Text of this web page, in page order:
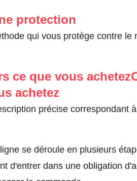
protection
qui vous protège contre le
ce que vous
achetez
précise correspondant
se déroule en plusieurs
d'entrer dans une obligation